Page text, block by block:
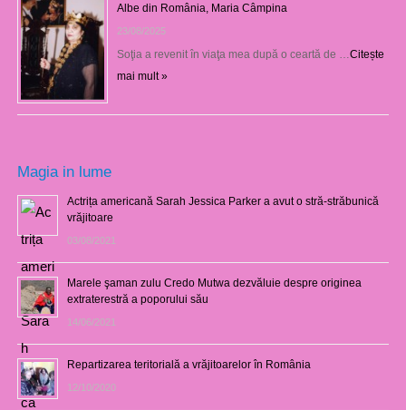
Albe din România, Maria Câmpina
23/08/2025
Soţia a revenit în viaţa mea după o ceartă de … Citește
mai mult »
Magia in lume
Actrița americană Sarah Jessica Parker a avut o stră-străbunică
vrăjitoare
03/08/2021
Marele şaman zulu Credo Mutwa dezvăluie despre originea
extraterestră a poporului său
14/06/2021
Repartizarea teritorială a vrăjitoarelor în România
12/10/2020